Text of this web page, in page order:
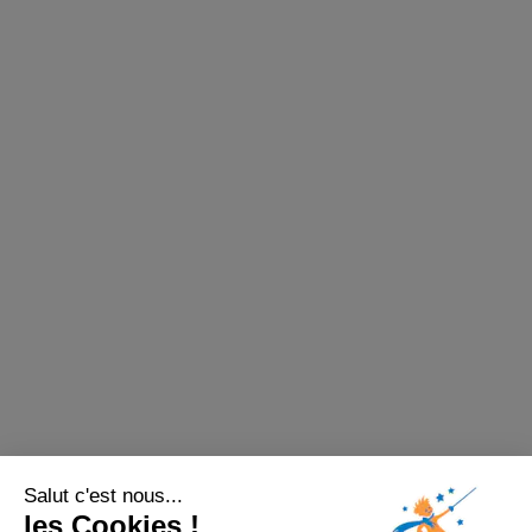
Salut c'est nous...
les Cookies !